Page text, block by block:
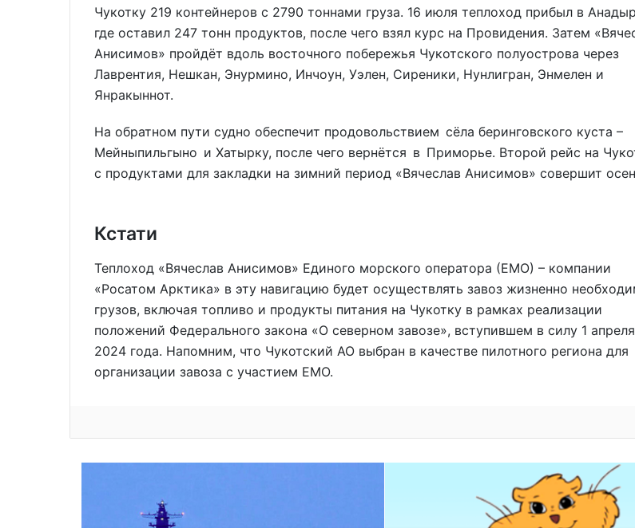
Чукотку 219 контейнеров с 2790 тоннами груза. 16 июля теплоход прибыл в
где оставил 247 тонн продуктов, после чего взял курс на Провидения. Затем
Анисимов» пройдёт вдоль восточного побережья Чукотского полуострова через
Лаврентия, Нешкан, Энурмино, Инчоун, Уэлен, Сиреники, Нунлигран, Энмелен и
Янракыннот.
На обратном пути судно обеспечит продовольствием сёла беринговского куста –
Мейныпильгыно и Хатырку, после чего вернётся в Приморье. Второй рейс на
с продуктами для закладки на зимний период «Вячеслав Анисимов» совершит
Кстати
Теплоход «Вячеслав Анисимов» Единого морского оператора (ЕМО) – компании
«Росатом Арктика» в эту навигацию будет осуществлять завоз жизненно
грузов, включая топливо и продукты питания на Чукотку в рамках реализации
положений Федерального закона «О северном завозе», вступившем в силу 1 апреля
2024 года. Напомним, что Чукотский АО выбран в качестве пилотного региона для
организации завоза с участием ЕМО.